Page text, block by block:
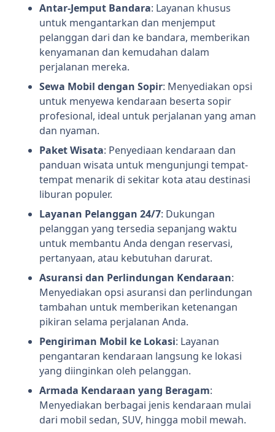
Antar-Jemput Bandara: Layanan khusus
untuk mengantarkan dan menjemput
pelanggan dari dan ke bandara, memberikan
kenyamanan dan kemudahan dalam
perjalanan mereka.
Sewa Mobil dengan Sopir: Menyediakan opsi
untuk menyewa kendaraan beserta sopir
profesional, ideal untuk perjalanan yang aman
dan nyaman.
Paket Wisata: Penyediaan kendaraan dan
panduan wisata untuk mengunjungi tempat-
tempat menarik di sekitar kota atau destinasi
liburan populer.
Layanan Pelanggan 24/7: Dukungan
pelanggan yang tersedia sepanjang waktu
untuk membantu Anda dengan reservasi,
pertanyaan, atau kebutuhan darurat.
Asuransi dan Perlindungan Kendaraan:
Menyediakan opsi asuransi dan perlindungan
tambahan untuk memberikan ketenangan
pikiran selama perjalanan Anda.
Pengiriman Mobil ke Lokasi: Layanan
pengantaran kendaraan langsung ke lokasi
yang diinginkan oleh pelanggan.
Armada Kendaraan yang Beragam:
Menyediakan berbagai jenis kendaraan mulai
dari mobil sedan, SUV, hingga mobil mewah.